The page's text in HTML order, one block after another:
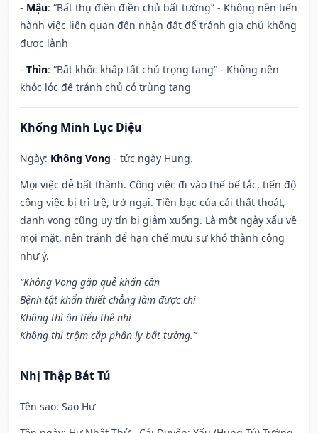
- Mậu: “Bất thụ điền điền chủ bất tường” - Không nên tiến
hành việc liên quan đến nhận đất để tránh gia chủ không
được lành
- Thìn: “Bất khốc khấp tất chủ trọng tang” - Không nên
khóc lóc để tránh chủ có trùng tang
Khổng Minh Lục Diệu
Ngày: Không Vong - tức ngày Hung.
Mọi việc dễ bất thành. Công việc đi vào thế bế tắc, tiến độ
công việc bị trì trệ, trở ngại. Tiền bạc của cải thất thoát,
danh vọng cũng uy tín bị giảm xuống. Là một ngày xấu về
mọi mặt, nên tránh để hạn chế mưu sự khó thành công
như ý.
“Không Vong gặp quẻ khẩn cần
Bệnh tật khẩn thiết chẳng làm được chi
Không thì ôn tiểu thê nhi
Không thì trộm cắp phân ly bất tường.”
Nhị Thập Bát Tú
Tên sao: Sao Hư